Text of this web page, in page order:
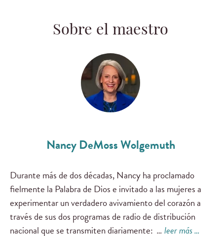
Sobre el maestro
Nancy DeMoss Wolgemuth
Durante más de dos décadas, Nancy ha proclamado
fielmente la Palabra de Dios e invitado a las mujeres a
experimentar un verdadero avivamiento del corazón a
través de sus dos programas de radio de distribución
nacional que se transmiten diariamente: …leer más …